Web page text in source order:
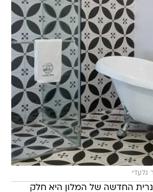
גלעדי
החדשה של המלון היא חלק